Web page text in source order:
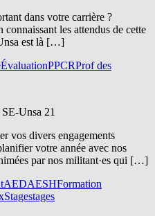
dans votre carrière ?
les attendus de cette
est là […]
ÉvaluationPPCRProf des
Unsa 21
vos divers engagements
votre année avec nos
par nos militant·es qui […]
AEDAESHFormation
Stagestages